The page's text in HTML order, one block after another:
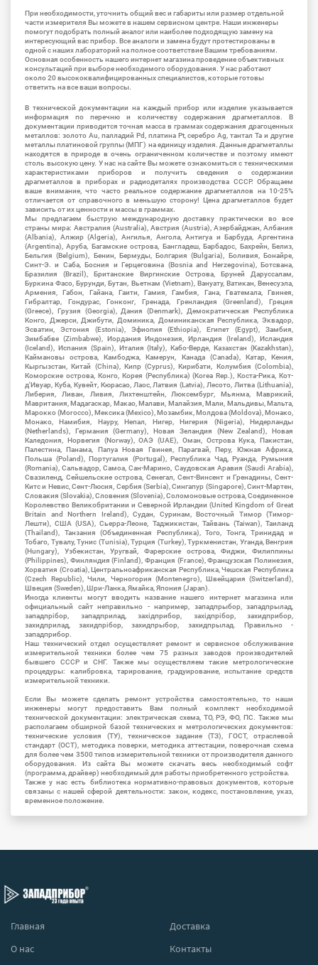
При необходимости, уточнить общий вес и габариты или размер отдельной
части измерителя Вы можете в нашем сервисном центре. Наши инженеры
помогут подобрать полный аналог или наиболее подходящую замену на
интересующий вас прибор. Все аналоги и замена будут протестированы в
одной с наших лабораторий на полное соответствие Вашим требованиям.
Основная особенность нашего интернет магазина проведение объективных
консультаций при выборе необходимого оборудования. У нас работают
около 20 высококвалифицированных специалистов, которые готовы
ответить на все ваши вопросы.
В технической документации на каждый прибор или изделие указывается
информация по перечню и количеству содержания драгметаллов. В
документации приводится точная масса в граммах содержания драгоценных
металлов: золото Au, палладий Pd, платина Pt, серебро Ag, тантал Ta и другие
металлы платиновой группы (МПГ) на единицу изделия. Данные драгметаллы
находятся в природе в очень ограниченном количестве и поэтому имеют
столь высокую цену. У нас на сайте Вы можете ознакомиться с техническими
характеристиками приборов и получить сведения о содержании
драгметаллов в приборах и радиодеталях производства СССР. Обращаем
ваше внимание, что часто реальное содержание драгметаллов на 10-25%
отличается от справочного в меньшую сторону! Цена драгметаллов будет
зависить от их ценности и массы в граммах.
Мы предлагаем быструю международную доставку практически во все
страны мира: Австралия (Australia), Австрия (Austria), Азербайджан, Албания
(Albania), Алжир (Algeria), Ангилья, Ангола, Антигуа и Барбуда, Аргентина
(Argentina), Аруба, Багамские острова, Бангладеш, Барбадос, Бахрейн, Белиз,
Бельгия (Belgium), Бенин, Бермуды, Болгария (Bulgaria), Боливия, Бонайре,
Синт-Э. и Саба, Босния и Герцеговина (Bosnia and Herzegovina), Ботсвана,
Бразилия (Brazil), Британские Виргинские Острова, Бруней Даруссалам,
Буркина Фасо, Бурунди, Бутан, Вьетнам (Vietnam), Вануату, Ватикан, Венесуэла,
Армения, Габон, Гайана, Гаити, Гамия, Гамбия, Гана, Гватемала, Гвинея,
Гибралтар, Гондурас, Гонконг, Гренада, Гренландия (Greenland), Греция
(Greece), Грузия (Georgia), Дания (Denmark), Демократическая Республика
Конго, Джерси, Джибути, Доминика, Доминиканская Республика, Эквадор,
Эсватин, Эстония (Estonia), Эфиопия (Ethiopia), Египет (Egypt), Замбия,
Зимбабве (Zimbabwe), Иордания Индонезия, Ирландия (Ireland), Исландия
(Iceland), Испания (Spain), Италия (Italy), Кабо-Верде, Казахстан (Kazakhstan),
Каймановы острова, Камбоджа, Камерун, Канада (Canada), Катар, Кения,
Кыргызстан, Китай (China), Кипр (Cyprus), Кирибати, Колумбия (Colombia),
Коморские острова, Конго, Корея (Республика) (Korea Rep.), Коста-Рика, Кот-
д'Ивуар, Куба, Кувейт, Кюрасао, Лаос, Латвия (Latvia), Лесото, Литва (Lithuania),
Либерия, Ливан, Ливия, Лихтенштейн, Люксембург, Мьянма, Маврикий,
Мавритания, Мадагаскар, Макао, Малави, Малайзия, Мали, Мальдивы, Мальта,
Марокко (Morocco), Мексика (Mexico), Мозамбик, Молдова (Moldova), Монако,
Монако, Намибия, Науру, Непал, Нигер, Нигерия (Nigeria), Нидерланды
(Netherlands), Германия (Germany), Новая Зеландия (New Zealand), Новая
Каледония, Норвегия (Norway), ОАЭ (UAE), Оман, Острова Кука, Пакистан,
Палестина, Панама, Папуа Новая Гвинея, Парагвай, Перу, Южная Африка,
Польша (Poland), Португалия (Portugal), Республика Чад, Руанда, Румыния
(Romania), Сальвадор, Самоа, Сан-Марино, Саудовская Аравия (Saudi Arabia),
Свазиленд, Сейшельские острова, Сенегал, Сент-Винсент и Гренадины, Сент-
Китс и Невис, Сент-Люсия, Сербия (Serbia), Сингапур (Singapore), Синт-Мартен,
Словакия (Slovakia), Словения (Slovenia), Соломоновые острова, Соединенное
Королевство Великобритании и Северной Ирландии (United Kingdom of Great
Britain and Northern Ireland), Судан, Суринам, Восточный Тимор (Тимор-
Лешти), США (USA), Сьерра-Леоне, Таджикистан, Тайвань (Taiwan), Таиланд
(Thailand), Танзания (Объединенная Республика), Того, Тонга, Тринидад и
Тобаго, Тувалу, Тунис (Tunisia), Турция (Turkey), Туркменистан, Уганда, Венгрия
(Hungary), Узбекистан, Уругвай, Фарерские острова, Фиджи, Филиппины
(Philippines), Финляндия (Finland), Франция (France), Французская Полинезия,
Хорватия (Croatia), Центральноафриканская Республика, Чешская Республика
(Czech Republic), Чили, Черногория (Montenegro), Швейцария (Switzerland),
Швеция (Sweden), Шри-Ланка, Ямайка, Япония (Japan).
Иногда клиенты могут вводить название нашего интернет магазина или
официальный сайт неправильно - например, западпрыбор, западпрылад,
западпрібор, западприлад, західприбор, західпрібор, захидприбор,
захидприлад, захидпрібор, захидпрыбор, захидпрылад. Правильно -
западприбор.
Наш технический отдел осуществляет ремонт и сервисное обслуживание
измерительной техники более чем 75 разных заводов производителей
бывшего СССР и СНГ. Также мы осуществляем такие метрологические
процедуры: калибровка, тарирование, градуирование, испытание средств
измерительной техники.
Если Вы можете сделать ремонт устройства самостоятельно, то наши
инженеры могут предоставить Вам полный комплект необходимой
технической документации: электрическая схема, ТО, РЭ, ФО, ПС. Также мы
располагаем обширной базой технических и метрологических документов:
технические условия (ТУ), техническое задание (ТЗ), ГОСТ, отраслевой
стандарт (ОСТ), методика поверки, методика аттестации, поверочная схема
для более чем 3500 типов измерительной техники от производителя данного
оборудования. Из сайта Вы можете скачать весь необходимый софт
(программа, драйвер) необходимый для работы приобретенного устройства.
Также у нас есть библиотека нормативно-правовых документов, которые
связаны с нашей сферой деятельности: закон, кодекс, постановление, указ,
временное положение.
Главная
Доставка
О нас
Контакты